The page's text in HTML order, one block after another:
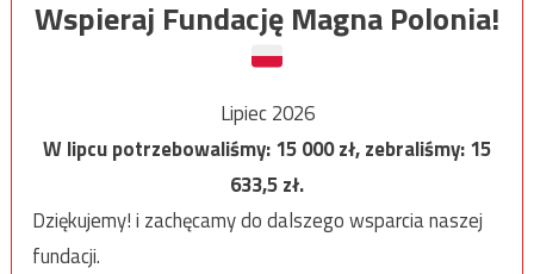
Wspieraj Fundację Magna Polonia!
Lipiec 2026
W lipcu potrzebowaliśmy:15 000zł, zebraliśmy:15
633,5zł.
Dziękujemy! i zachęcamy do dalszego wsparcia naszej
fundacji.